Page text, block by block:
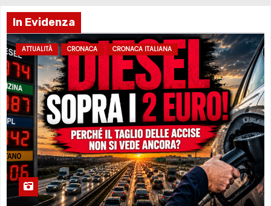
In Evidenza
ATTUALITÀ CRONACA CRONACA ITALIANA